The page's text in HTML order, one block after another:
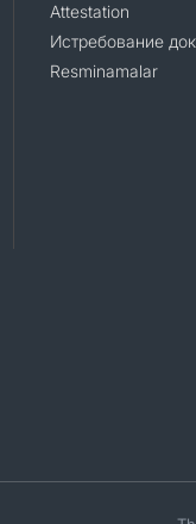
Attestation
Истребование
Resminamalar